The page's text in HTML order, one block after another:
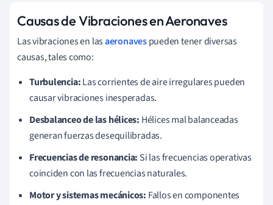
Causas de Vibraciones en Aeronaves
Las vibraciones en lasaeronavespueden tener diversas
causas, tales como:
Turbulencia:Las corrientes de aire irregulares pueden
causar vibraciones inesperadas.
Desbalanceo de las hélices: Hélices mal balanceadas
generan fuerzas desequilibradas.
Frecuencias de resonancia: Si las frecuencias operativas
coinciden con las frecuencias naturales.
Motor y sistemas mecánicos: Fallos en componentes